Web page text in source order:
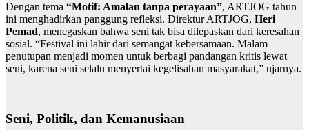
Dengan tema “Motif: Amalan tanpa perayaan”, ARTJOG tahun
ini menghadirkan panggung refleksi. Direktur ARTJOG, Heri
Pemad, menegaskan bahwa seni tak bisa dilepaskan dari keresahan
sosial. “Festival ini lahir dari semangat kebersamaan. Malam
penutupan menjadi momen untuk berbagi pandangan kritis lewat
seni, karena seni selalu menyertai kegelisahan masyarakat,” ujarnya.
Seni, Politik, dan Kemanusiaan